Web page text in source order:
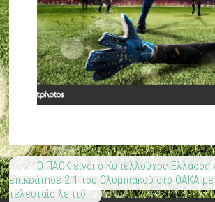
← Ο ΠΑΟΚ είναι ο Κυπελλούχος Ελλάδος
επικράτησε 2-1 του Ολυμπιακού στο ΟΑΚΑ
τελευταίο λεπτό!